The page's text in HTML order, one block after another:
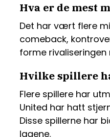
Hva er de mest
Det har vært flere
comeback,
forme
Hvilke spillere
Flere spillere har
United har hatt
Disse spillerne har
lagene.